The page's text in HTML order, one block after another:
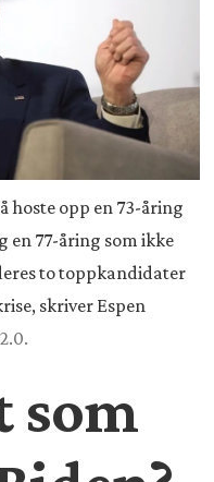
hoste opp en 73-åring
en 77-åring som ikke
to toppkandidater
skriver Espen
som